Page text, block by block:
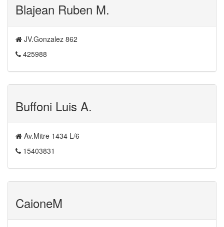
Blajean Ruben M.
JV.Gonzalez 862
425988
Buffoni Luis A.
Av.Mitre 1434 L/6
15403831
CaioneM